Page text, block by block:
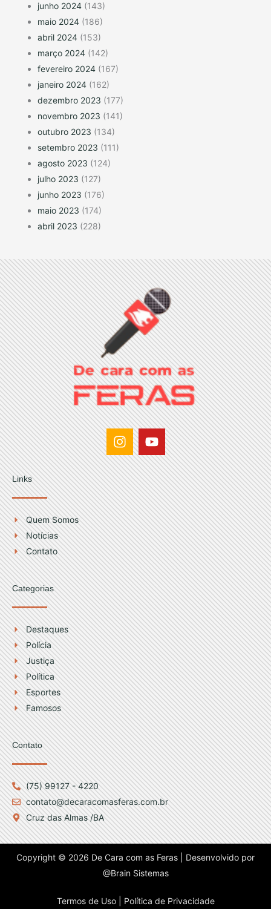
junho 2024 (143)
maio 2024 (186)
abril 2024 (153)
março 2024 (142)
fevereiro 2024 (167)
janeiro 2024 (162)
dezembro 2023 (177)
novembro 2023 (141)
outubro 2023 (134)
setembro 2023 (111)
agosto 2023 (124)
julho 2023 (127)
junho 2023 (176)
maio 2023 (174)
abril 2023 (228)
I
n
s
t
a
g
r
a
m
Y
o
u
t
u
b
e
Links
Quem Somos
Notícias
Contato
Categorias
Destaques
Polícia
Justiça
Política
Esportes
Famosos
Contato
(75) 99127 - 4220
contato@decaracomasferas.com.br
Cruz das Almas /BA
Copyright © 2026 De Cara com as Feras | Desenvolvido por
@Brain Sistemas
Termos de Uso | Política de Privacidade